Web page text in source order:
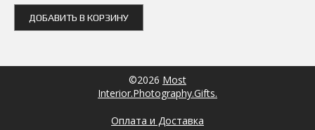
ДОБАВИТЬ В КОРЗИНУ
©2026 Most
Interior.Photography.Gifts.
Оплата и Доставка